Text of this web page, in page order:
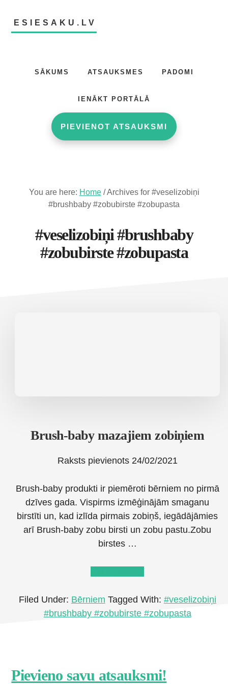
main
footerESIESAKU.LV
SĀKUMS ATSAUKSMES PADOMI
IENĀKT PORTĀLĀ
PIEVIENOT ATSAUKSMI
You are here: Home /Archives for #veselizobiņi
#brushbaby #zobubirste #zobupasta
#veselizobiņi #brushbaby
#zobubirste #zobupasta
Brush-baby mazajiem zobiņiem
Raksts pievienots 24/02/2021
Brush-baby produkti ir piemēroti bērniem no pirmā
dzīves gada. Vispirms izmēģinājām smaganu
birstīti un, kad izlīda pirmais zobiņš, iegādājāmies
arī Brush-baby zobu birsti un zobu pastu.Zobu
birstes …
baby
mazajiem
Filed Under: Bērniem Tagged With: #veselizobiņi
#brushbaby #zobubirste #zobupasta
Footer
Pievieno savu atsauksmi!